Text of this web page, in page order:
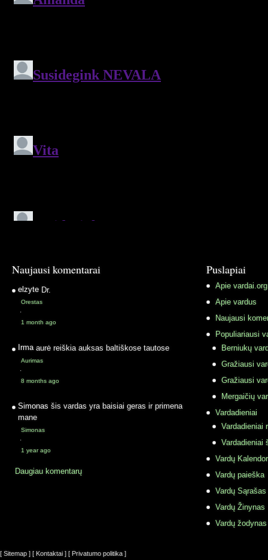
Naujausi komentarai
elzyte Dr.
Orestas
·
1 month ago
Irma aurė reiškia auksas baltiškose tautose
Aurimas
·
8 months ago
Simonas šis vardas yra baisiai geras ir primena
mane
Simonas
·
1 year ago
Daugiau komentarų
Puslapiai
Apie vardai.org
Apie vardus
Naujausi
Populiariausi
Berniukų
Gražiausi
Gražiausi
Mergaičių
Vardadieniai
Vardadieniai
Vardadieniai
Vardų
Vardų paieška
Vardų Sąrašas
Vardų Žinynas
Vardų
[ Sitemap ] [ Kontaktai ] [ Privatumo politika ]